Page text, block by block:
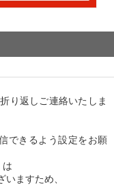
り返しご連絡いたしま
できるよう設定をお願
ますため、